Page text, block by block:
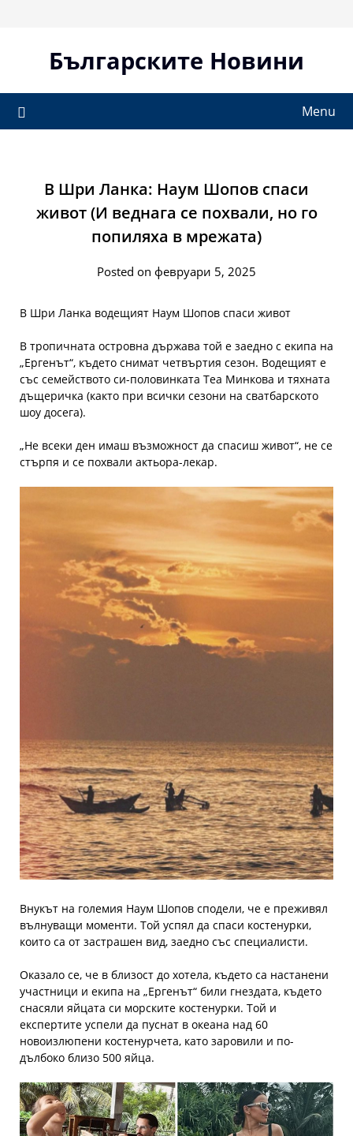
Българските Новини
Menu
В Шри Ланка: Наум Шопов спаси
живот (И веднага се похвали, но го
попиляха в мрежата)
Posted on февруари 5, 2025
В Шри Ланка водещият Наум Шопов спаси живот
В тропичната островна държава той е заедно с екипа на
„Ергенът“, където снимат четвъртия сезон. Водещият е
със семейството си-половинката Теа Минкова и тяхната
дъщеричка (както при всички сезони на сватбарското
шоу досега).
„Не всеки ден имаш възможност да спасиш живот“, не се
стърпя и се похвали актьора-лекар.
Внукът на големия Наум Шопов сподели, че е преживял
вълнуващи моменти. Той успял да спаси костенурки,
които са от застрашен вид, заедно със специалисти.
Оказало се, че в близост до хотела, където са настанени
участници и екипа на „Ергенът“ били гнездата, където
снасяли яйцата си морските костенурки. Той и
експертите успели да пуснат в океана над 60
новоизлюпени костенурчета, като заровили и по-
дълбоко близо 500 яйца.